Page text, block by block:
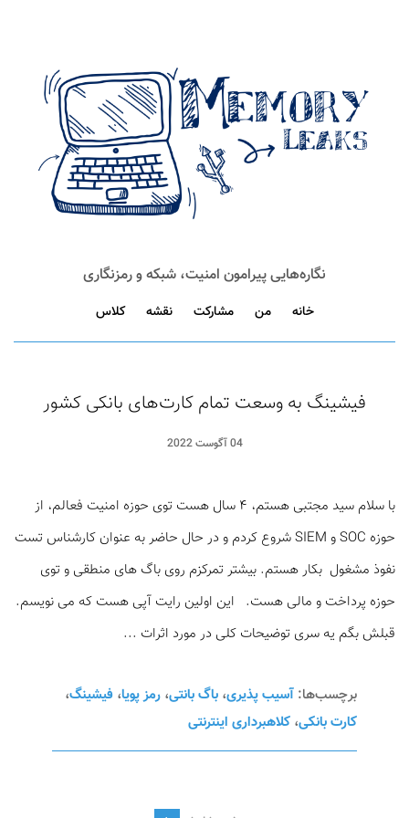
نگاره‌هایی پیرامون امنیت، شبکه و رمزنگاری
خانه من مشارکت نقشه کلاس
فیشینگ به وسعت تمام کارت‌های بانکی کشور
04 آگوست 2022
با سلام سید مجتبی هستم، ۴ سال هست توی حوزه امنیت فعالم، از
حوزه SOC و SIEM شروع کردم و در حال حاضر به عنوان کارشناس تست
نفوذ مشغول بکار هستم. بیشتر تمرکزم روی باگ های منطقی و توی
حوزه پرداخت و مالی هست. این اولین رایت آپی هست که می نویسم.
قبلش بگم یه سری توضیحات کلی در مورد اثرات ...
برچسب‌ها: آسیب پذیری، باگ بانتی، رمز پویا، فیشینگ،
کارت بانکی، کلاهبرداری اینترنتی